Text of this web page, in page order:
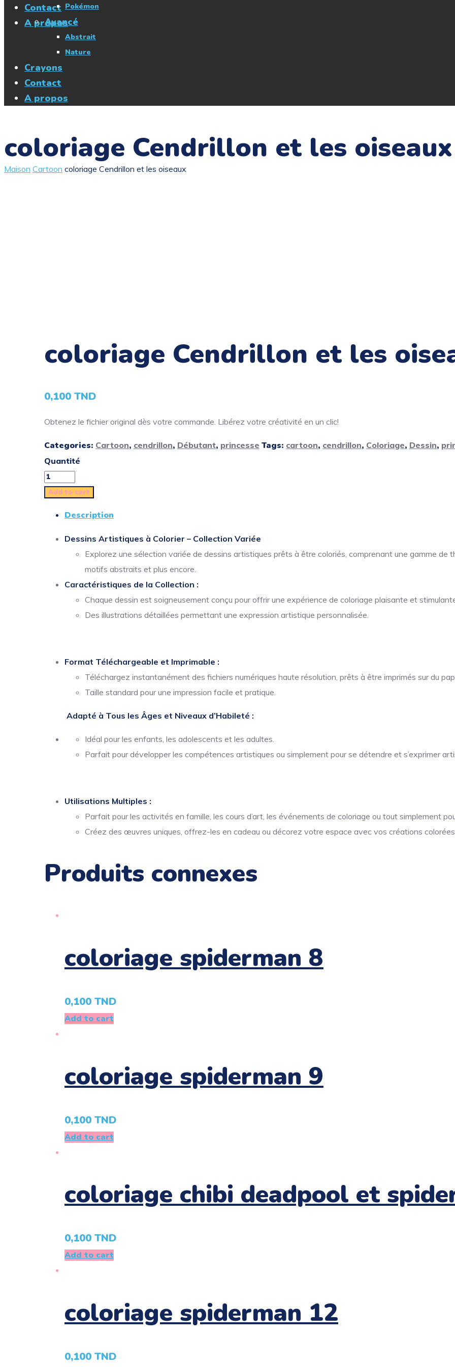
Contact
A propos
Pokémon
Avancé
Abstrait
Nature
Crayons
Contact
A propos
coloriage Cendrillon et les oiseaux
Maison Cartoon coloriage Cendrillon et les oiseaux
coloriage Cendrillon et les
0,100 TND
Obtenez le fichier original dès votre commande. Libérez votre créativité en un clic!
Categories: Cartoon, cendrillon, Débutant, princesse Tags: cartoon, cendrillon, Coloriage, Dessin,
Quantité
Add to cart
Description
Dessins Artistiques à Colorier – Collection Variée
Explorez une sélection variée de dessins artistiques prêts à être coloriés, comprenant une gamme de
motifs abstraits et plus encore.
Caractéristiques de la Collection :
Chaque dessin est soigneusement conçu pour offrir une expérience de coloriage plaisante et
Des illustrations détaillées permettant une expression artistique personnalisée.
Format Téléchargeable et Imprimable :
Téléchargez instantanément des fichiers numériques haute résolution, prêts à être imprimés sur du
Taille standard pour une impression facile et pratique.
Adapté à Tous les Âges et Niveaux d’Habileté :
Idéal pour les enfants, les adolescents et les adultes.
Parfait pour développer les compétences artistiques ou simplement pour se détendre et s’exprimer
Utilisations Multiples :
Parfait pour les activités en famille, les cours d’art, les événements de coloriage ou tout simplement
Créez des œuvres uniques, offrez-les en cadeau ou décorez votre espace avec vos créations colorées.
Produits connexes
coloriage spiderman 8
0,100 TND
Add to cart
coloriage spiderman 9
0,100 TND
Add to cart
coloriage chibi deadpool et
0,100 TND
Add to cart
coloriage spiderman 12
0,100 TND